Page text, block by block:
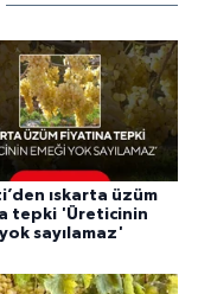
ıskarta üzüm
tepki 'Üreticinin
sayılamaz'